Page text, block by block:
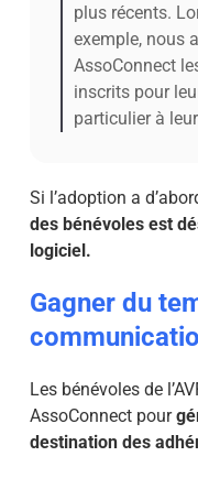
plus récents.
exemple, nous
AssoConnect
inscrits pour
particulier à
Si l’adoption a
des bénévoles est
logiciel.
Gagner du
Les bénévoles de
AssoConnect pour
destination des